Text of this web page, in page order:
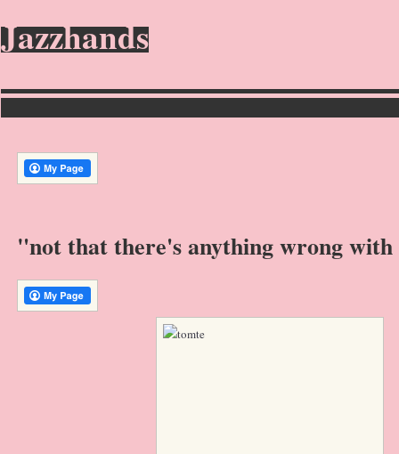
Jazzhands
"not that there's anything wrong